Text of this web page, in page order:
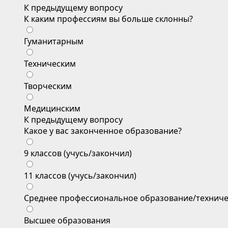
К предыдущему вопросу
К каким профессиям вы больше склонны?
Гуманитарным
Техническим
Творческим
Медицинским
К предыдущему вопросу
Какое у вас законченное образование?
9 классов (учусь/закончил)
11 классов (учусь/закончил)
Среднее профессиональное образование/
Высшее образования